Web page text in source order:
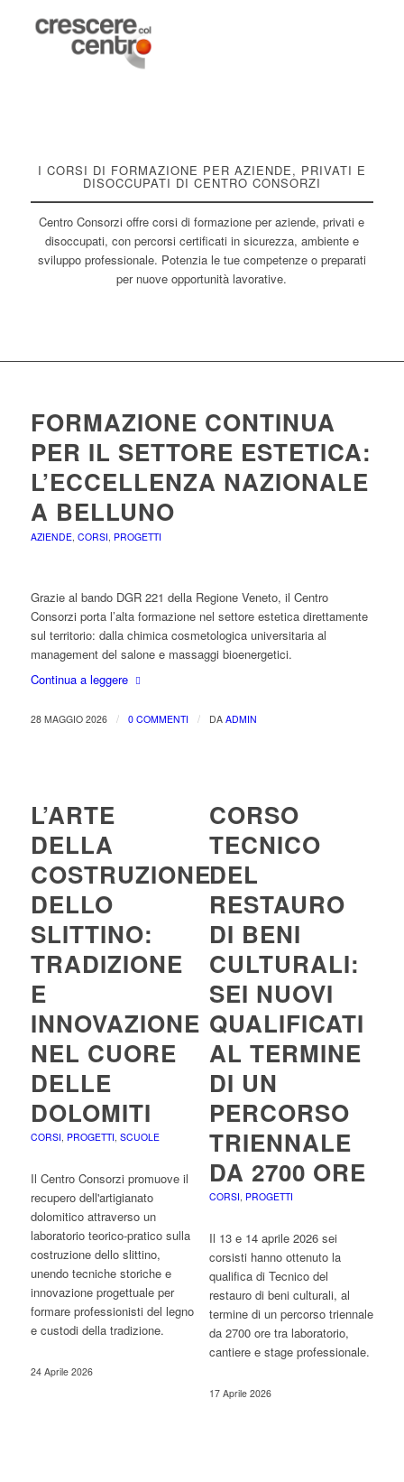
I CORSI DI FORMAZIONE PER AZIENDE, PRIVATI E
DISOCCUPATI DI CENTRO CONSORZI
Centro Consorzi offre corsi di formazione per aziende, privati e
disoccupati, con percorsi certificati in sicurezza, ambiente e
sviluppo professionale. Potenzia le tue competenze o preparati
per nuove opportunità lavorative.
FORMAZIONE CONTINUA
PER IL SETTORE ESTETICA:
L’ECCELLENZA NAZIONALE
A BELLUNO
AZIENDE, CORSI, PROGETTI
Grazie al bando DGR 221 della Regione Veneto, il Centro
Consorzi porta l’alta formazione nel settore estetica direttamente
sul territorio: dalla chimica cosmetologica universitaria al
management del salone e massaggi bioenergetici.
Continua a leggere
28 MAGGIO 2026 / 0 COMMENTI / DA ADMIN
L’ARTE
DELLA
COSTRUZIONE
DELLO
SLITTINO:
TRADIZIONE
E
INNOVAZIONE
NEL CUORE
DELLE
DOLOMITI
CORSI, PROGETTI, SCUOLE
Il Centro Consorzi promuove il
recupero dell'artigianato
dolomitico attraverso un
laboratorio teorico-pratico sulla
costruzione dello slittino,
unendo tecniche storiche e
innovazione progettuale per
formare professionisti del legno
e custodi della tradizione.
24 Aprile 2026
CORSO
TECNICO
DEL
RESTAURO
DI BENI
CULTURALI:
SEI NUOVI
QUALIFICATI
AL TERMINE
DI UN
PERCORSO
TRIENNALE
DA 2700 ORE
CORSI, PROGETTI
Il 13 e 14 aprile 2026 sei
corsisti hanno ottenuto la
qualifica di Tecnico del
restauro di beni culturali, al
termine di un percorso triennale
da 2700 ore tra laboratorio,
cantiere e stage professionale.
17 Aprile 2026